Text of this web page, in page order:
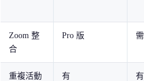
Zoom 整
合
Pro 版
重複活動 有 有